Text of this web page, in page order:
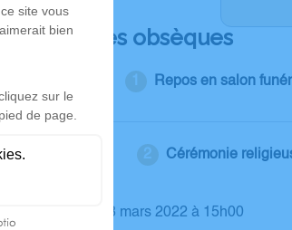
Déroulé des obsèques
Repos en salon
Cérémonie
Le lundi 28 mars 2022 à 15h00